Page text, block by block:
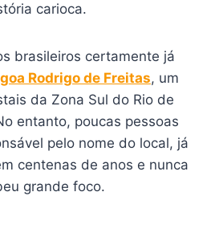
carioca.
brasileiros certamente já
Rodrigo de Freitas, um
da Zona Sul do Rio de
entanto, poucas pessoas
pelo nome do local, já
centenas de anos e nunca
grande foco.